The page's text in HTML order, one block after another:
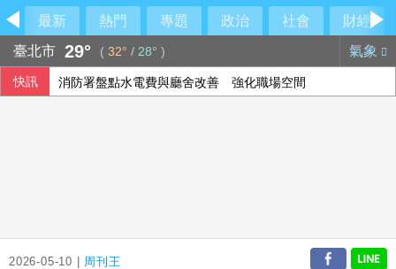
最新 熱門 專題 政治 社會
財經
臺北市 29° ( 32° / 28° ) 氣象
快訊 消防署盤點水電費與廳舍改善 強化職場空間
2026-05-10 | 周刊王